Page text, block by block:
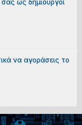
ως δημιουργοί
να αγοράσεις το